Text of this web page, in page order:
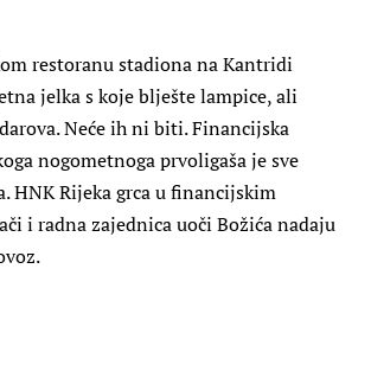
restoranu stadiona na Kantridi
jelka s koje blješte lampice, ali
Neće ih ni biti. Financijska
nogometnoga prvoligaša je sve
HNK Rijeka grca u financijskim
i radna zajednica uoči Božića nadaju